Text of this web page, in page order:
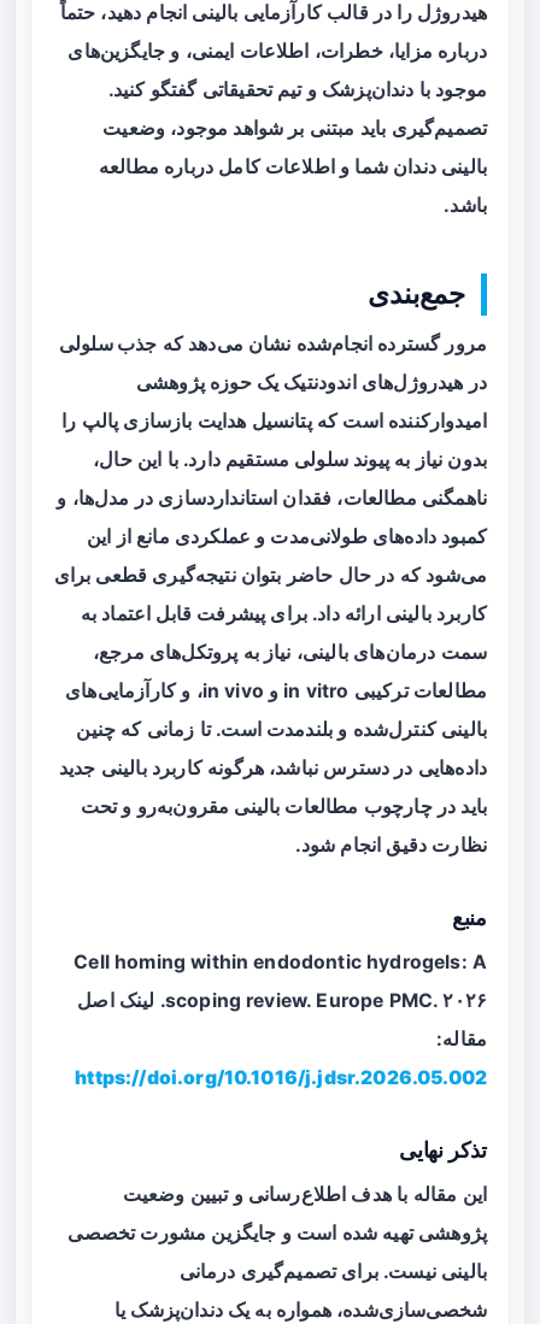
هیدروژل را در قالب کارآزمایی بالینی انجام دهید، حتماً
درباره مزایا، خطرات، اطلاعات ایمنی، و جایگزین‌های
موجود با دندان‌پزشک و تیم تحقیقاتی گفتگو کنید.
تصمیم‌گیری باید مبتنی بر شواهد موجود، وضعیت
بالینی دندان شما و اطلاعات کامل درباره مطالعه
باشد.
جمع‌بندی
مرور گسترده انجام‌شده نشان می‌دهد که جذب سلولی
در هیدروژل‌های اندودنتیک یک حوزه پژوهشی
امیدوارکننده است که پتانسیل هدایت بازسازی پالپ را
بدون نیاز به پیوند سلولی مستقیم دارد. با این حال،
ناهمگنی مطالعات، فقدان استانداردسازی در مدل‌ها، و
کمبود داده‌های طولانی‌مدت و عملکردی مانع از این
می‌شود که در حال حاضر بتوان نتیجه‌گیری قطعی برای
کاربرد بالینی ارائه داد. برای پیشرفت قابل اعتماد به
سمت درمان‌های بالینی، نیاز به پروتکل‌های مرجع،
مطالعات ترکیبی in vitro و in vivo، و کارآزمایی‌های
بالینی کنترل‌شده و بلندمدت است. تا زمانی که چنین
داده‌هایی در دسترس نباشد، هرگونه کاربرد بالینی جدید
باید در چارچوب مطالعات بالینی مقرون‌به‌رو و تحت
نظارت دقیق انجام شود.
منبع
Cell homing within endodontic hydrogels: A
scoping review. Europe PMC. ۲۰۲۶. لینک اصل
مقاله:
https://doi.org/10.1016/j.jdsr.2026.05.002
تذکر نهایی
این مقاله با هدف اطلاع‌رسانی و تبیین وضعیت
پژوهشی تهیه شده است و جایگزین مشورت تخصصی
بالینی نیست. برای تصمیم‌گیری درمانی
شخصی‌سازی‌شده، همواره به یک دندان‌پزشک یا